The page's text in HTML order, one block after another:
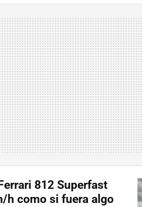
812 Superfast
h como si fuera algo